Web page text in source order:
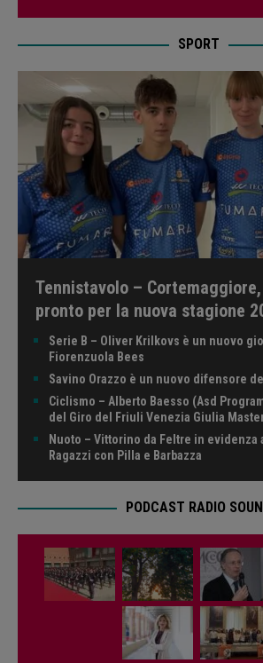
SPORT
Tennistavolo –
pronto per la nuova stagione
Serie B – Oliver Krilkovs è un nuovo
Fiorenzuola Bees
Savino Orazzo è un nuovo difensore
Ciclismo – Alberto Baesso (Asd
del Giro del Friuli Venezia Giulia
Nuoto – Vittorino da Feltre in evidenza
Ragazzi con Pilla e Barbazza
PODCAST RADIO